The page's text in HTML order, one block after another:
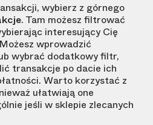
wybierz z górnego
. Tam możesz filtrować
interesujący Cię
wprowadzić
wybrać dodatkowy filtr,
transakcje po dacie ich
Warto korzystać z
ułatwiają one
jeśli w sklepie zlecanych